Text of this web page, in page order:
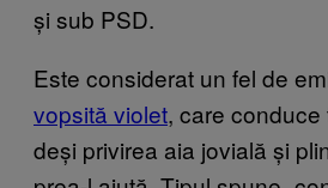
și sub PSD.
Este considerat un fel de
vopsită violet, care
deși privirea aia jovială și